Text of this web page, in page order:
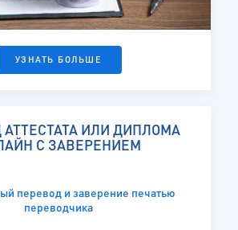
УЗНАТЬ БОЛЬШЕ
ИЛИ ДИПЛОМА
С ЗАВЕРЕНИЕМ
перевод и заверение печатью
переводчика